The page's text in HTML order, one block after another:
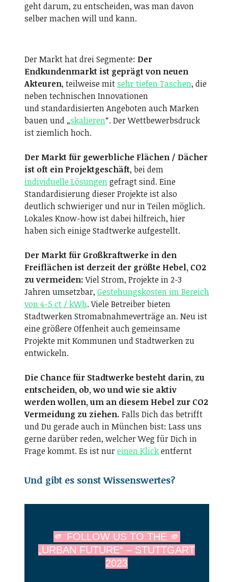
geht darum, zu entscheiden, was man davon
selber machen will und kann.
Der Markt hat drei Segmente: Der
Endkundenmarkt ist geprägt von neuen
Akteuren, teilweise mitsehr tiefen Taschen, die
neben technischen Innovationen
und standardisierten Angeboten auch Marken
bauen und „skalieren“. Der Wettbewerbsdruck
ist ziemlich hoch.
Der Markt für gewerbliche Flächen / Dächer
ist oft ein Projektgeschäft, bei dem
individuelle Lösungengefragt sind. Eine
Standardisierung dieser Projekte ist also
deutlich schwieriger und nur in Teilen möglich.
Lokales Know-how ist dabei hilfreich, hier
haben sich einige Stadtwerke aufgestellt.
Der Markt für Großkraftwerke in den
Freiflächen ist derzeit der größte Hebel, CO2
zu vermeiden:Viel Strom, Projekte in 2-3
Jahren umsetzbar, Gestehungskosten im Bereich
von 4-5 ct / kWh. Viele Betreiber bieten
Stadtwerken Stromabnahmeverträge an. Neu ist
eine größere Offenheit auch gemeinsame
Projekte mit Kommunen und Stadtwerken zu
entwickeln.
Die Chance für Stadtwerke besteht darin, zu
entscheiden, ob, wo und wie sie aktiv
werden wollen, um an diesem Hebel zur CO2
Vermeidung zu ziehen. Falls Dich das betrifft
und Du gerade auch in München bist: Lass uns
gerne darüber reden, welcher Weg für Dich in
Frage kommt. Es ist nur einen Klickentfernt
Und gibt es sonst Wissenswertes?
🫵 FOLLOW US TO THE 🫵
„URBAN FUTURE“ – STUTTGART
2023